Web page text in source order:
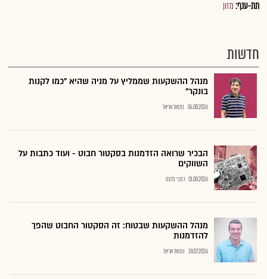
תת-ענף:מזון
חדשות
מנהל ההשקעות שממליץ על מניה שהיא "כמו לקנות
בונקר"
04.08.2026 נתנאל אריאל
הבכיר שרואה הזדמנות בסקטור חבוט - ועוד כתבות על
השווקים
01.08.2026 כתבי גלובס
מנהל ההשקעות שבטוח: זה הסקטור החבוט שהפך
להזדמנות
28.07.2026 נתנאל אריאל